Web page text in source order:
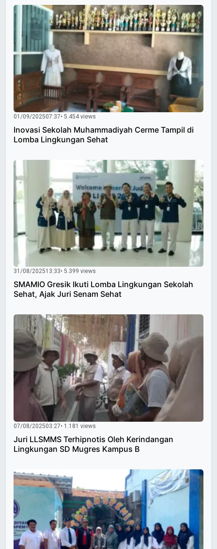
01/09/202507:37• 5.454 views
Inovasi Sekolah Muhammadiyah Cerme Tampil di
Lomba Lingkungan Sehat
31/08/202513:33• 5.399 views
SMAMIO Gresik Ikuti Lomba Lingkungan Sekolah
Sehat, Ajak Juri Senam Sehat
07/08/202503:27• 1.181 views
Juri LLSMMS Terhipnotis Oleh Kerindangan
Lingkungan SD Mugres Kampus B